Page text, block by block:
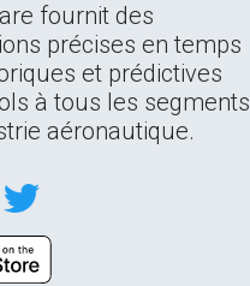
fournit des
précises en temps
et prédictives
à tous les segments
aéronautique.